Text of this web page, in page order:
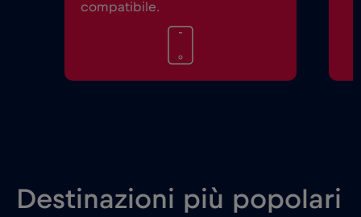
compatibile.
Destinazioni più popolari